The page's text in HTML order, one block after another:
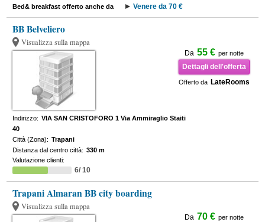
Bed& breakfast offerto anche da Venere da 70 €
BB Belveliero
Visualizza sulla mappa
Da 55 € per notte
Dettagli dell'offerta
Offerto da LateRooms
Indirizzo: VIA SAN CRISTOFORO 1 Via Ammiraglio Staiti
40
Città (Zona): Trapani
Distanza dal centro città: 330 m
Valutazione clienti:
6/ 10
Trapani Almaran BB city boarding
Visualizza sulla mappa
Da 70 € per notte